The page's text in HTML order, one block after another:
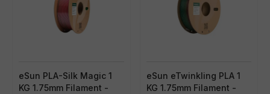
eSun PLA-Silk Magic 1
KG 1.75mm Filament -
eSun eTwinkling PLA 1
KG 1.75mm Filament -